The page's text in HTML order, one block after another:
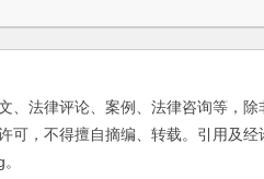
、法律评论、案例、法律咨询等，
可，不得擅自摘编、转载。引用及